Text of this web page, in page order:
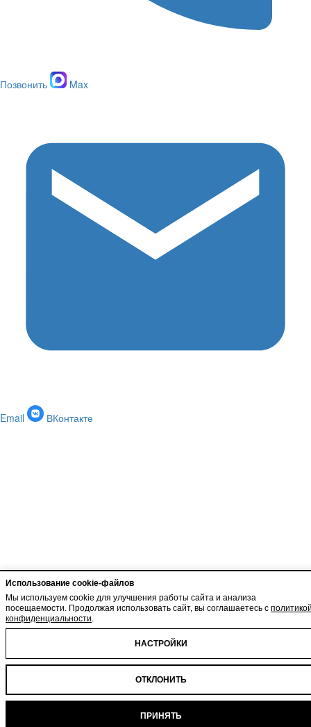
Использование cookie-файлов
Мы используем cookie для улучшения работы сайта и анализа
посещаемости. Продолжая использовать сайт, вы соглашаетесь с
конфиденциальности.
НАСТРОЙКИ
ОТКЛОНИТЬ
ПРИНЯТЬ
Позвонить Max
Email ВКонтакте